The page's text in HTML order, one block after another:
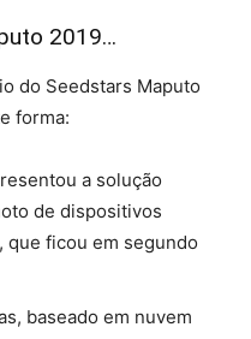
2019…
do Seedstars Maputo
forma:
a solução
de dispositivos
ficou em segundo
baseado em nuvem